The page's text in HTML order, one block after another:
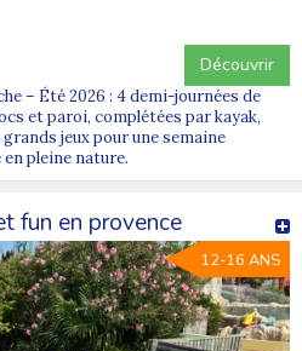
Découvrir
– Été 2026 : 4 demi-journées de
et paroi, complétées par kayak,
jeux pour une semaine
pleine nature.
fun en provence
12-16 ANS